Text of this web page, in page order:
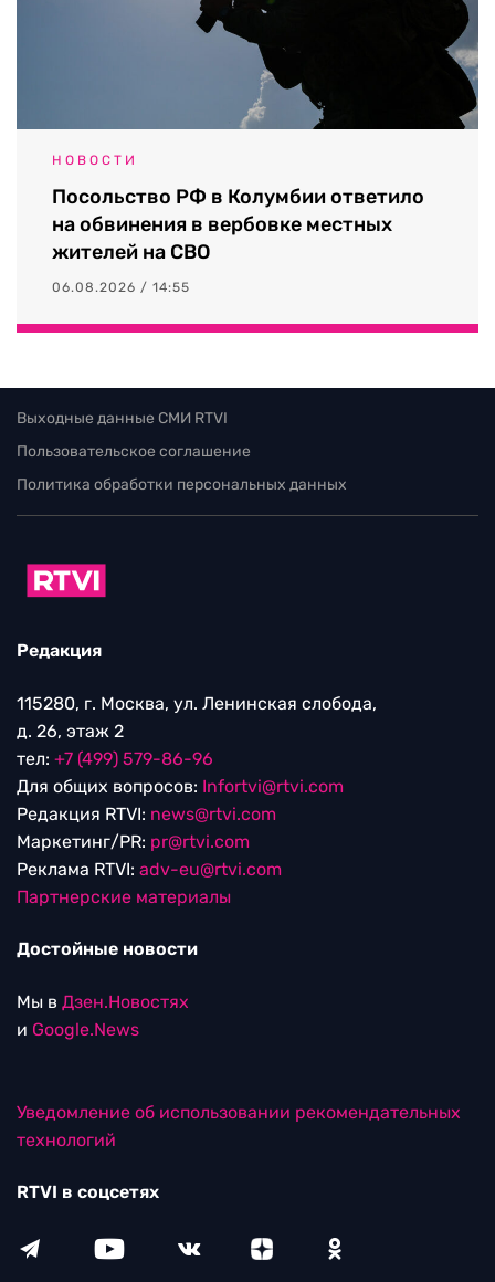
НОВОСТИ
Посольство РФ в Колумбии ответило
на обвинения в вербовке местных
жителей на СВО
06.08.2026 / 14:55
Выходные данные СМИ RTVI
Пользовательское соглашение
Политика обработки персональных данных
Редакция
115280, г. Москва, ул. Ленинская слобода,
д. 26, этаж 2
тел: +7 (499) 579-86-96
Для общих вопросов: Infortvi@rtvi.com
Редакция RTVI: news@rtvi.com
Маркетинг/PR: pr@rtvi.com
Реклама RTVI: adv-eu@rtvi.com
Партнерские материалы
Достойные новости
Мы в Дзен.Новостях
и Google.News
Уведомление об использовании рекомендательных
технологий
RTVI в соцсетях